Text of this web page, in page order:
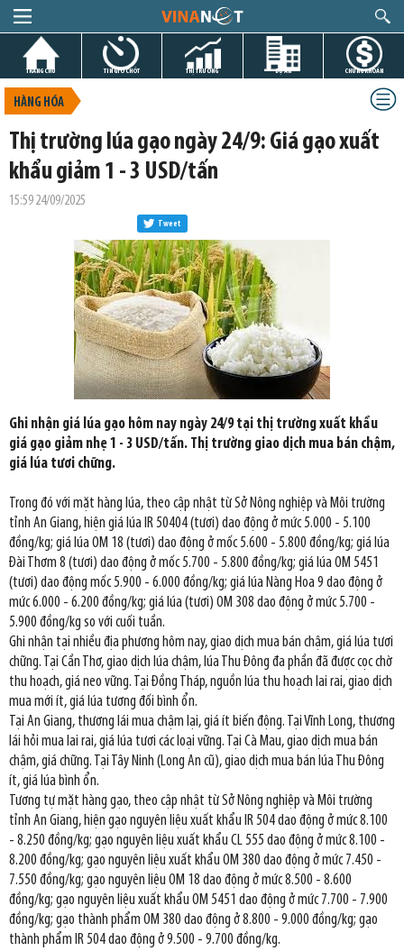
TRANG CHỦ TIN GIỜ CHÓT THỊ TRƯỜNG DỰ ÁN CHỨNG KHOÁN
HÀNG HÓA
Thị trường lúa gạo ngày 24/9: Giá gạo xuất
khẩu giảm 1 - 3 USD/tấn
15:59 24/09/2025
Tweet
Ghi nhận giá lúa gạo hôm nay ngày 24/9 tại thị trường xuất khẩu
giá gạo giảm nhẹ 1 - 3 USD/tấn. Thị trường giao dịch mua bán chậm,
giá lúa tươi chững.
Trong đó với mặt hàng lúa, theo cập nhật từ Sở Nông nghiệp và Môi trường
tỉnh An Giang, hiện giá lúa IR 50404 (tươi) dao động ở mức 5.000 - 5.100
đồng/kg; giá lúa OM 18 (tươi) dao động ở mốc 5.600 - 5.800 đồng/kg; giá lúa
Đài Thơm 8 (tươi) dao động ở mốc 5.700 - 5.800 đồng/kg; giá lúa OM 5451
(tươi) dao động mốc 5.900 - 6.000 đồng/kg; giá lúa Nàng Hoa 9 dao động ở
mức 6.000 - 6.200 đồng/kg; giá lúa (tươi) OM 308 dao động ở mức 5.700 -
5.900 đồng/kg so với cuối tuần.
Ghi nhận tại nhiều địa phương hôm nay, giao dịch mua bán chậm, giá lúa tươi
chững. Tại Cần Thơ, giao dịch lúa chậm, lúa Thu Đông đa phần đã được cọc chờ
thu hoạch, giá neo vững. Tại Đồng Tháp, nguồn lúa thu hoạch lai rai, giao dịch
mua mới ít, giá lúa tương đối bình ổn.
Tại An Giang, thương lái mua chậm lại, giá ít biến động. Tại Vĩnh Long, thương
lái hỏi mua lai rai, giá lúa tươi các loại vững. Tại Cà Mau, giao dịch mua bán
chậm, giá chững. Tại Tây Ninh (Long An cũ), giao dịch mua bán lúa Thu Đông
ít, giá lúa bình ổn.
Tương tự mặt hàng gạo, theo cập nhật từ Sở Nông nghiệp và Môi trường
tỉnh An Giang, hiện gạo nguyên liệu xuất khẩu IR 504 dao động ở mức 8.100
- 8.250 đồng/kg; gạo nguyên liệu xuất khẩu CL 555 dao động ở mức 8.100 -
8.200 đồng/kg; gạo nguyên liệu xuất khẩu OM 380 dao động ở mức 7.450 -
7.550 đồng/kg; gạo nguyên liệu OM 18 dao động ở mức 8.500 - 8.600
đồng/kg; gạo nguyên liệu xuất khẩu OM 5451 dao động ở mức 7.700 - 7.900
đồng/kg; gạo thành phẩm OM 380 dao động ở 8.800 - 9.000 đồng/kg; gạo
thành phẩm IR 504 dao động ở 9.500 - 9.700 đồng/kg.